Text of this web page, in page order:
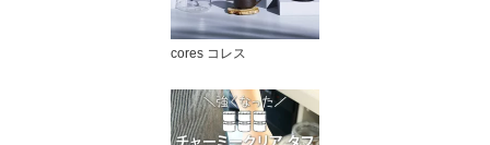
cores コレス